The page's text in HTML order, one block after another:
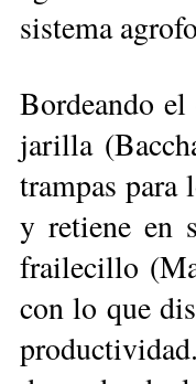
sistema
Bordeando
jarilla
trampas para
y retiene en
frailecillo
con lo que